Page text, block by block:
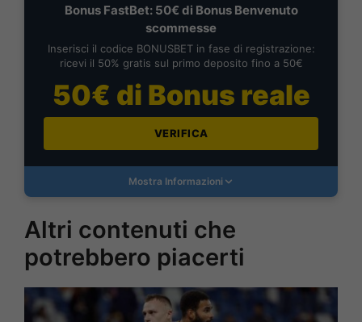
Bonus FastBet: 50€ di Bonus Benvenuto
scommesse
Inserisci il codice BONUSBET in fase di registrazione:
ricevi il 50% gratis sul primo deposito fino a 50€
50€ di Bonus reale
VERIFICA
Mostra Informazioni
Altri contenuti che
potrebbero piacerti